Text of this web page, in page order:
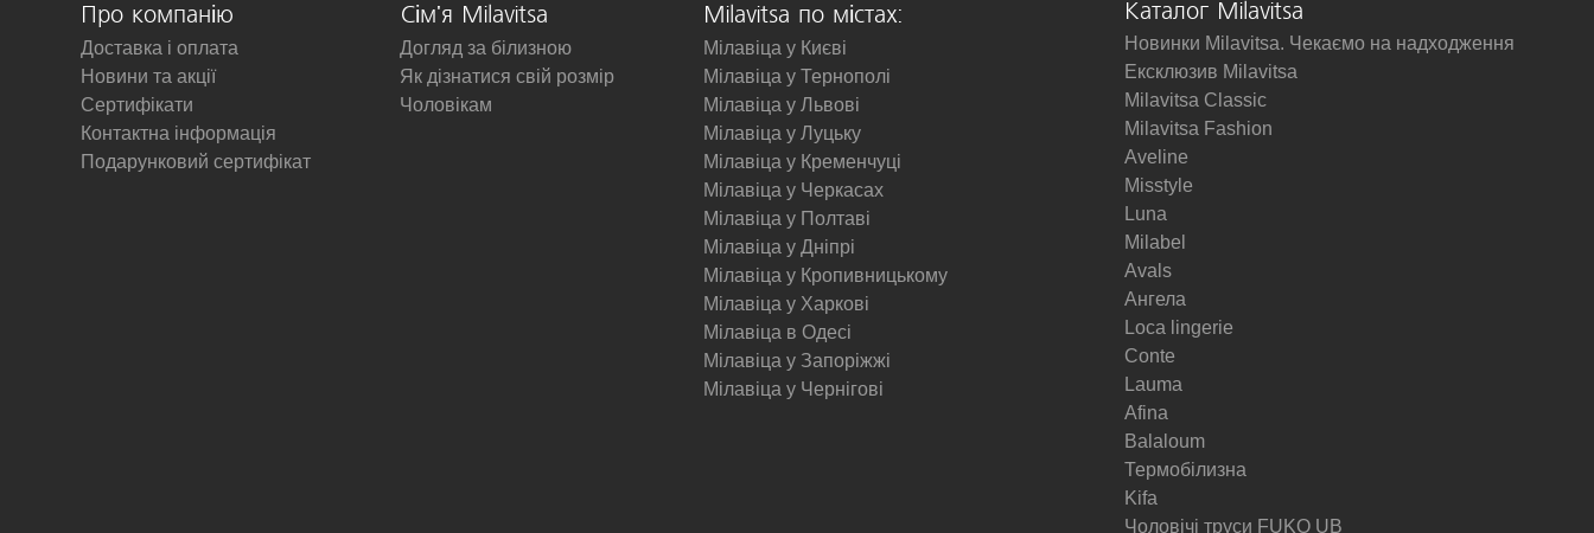
Про компанію
Доставка і оплата
Новини та акції
Сертифікати
Контактна інформація
Подарунковий сертифікат
Сім'я Milavitsa
Догляд за білизною
Як дізнатися свій розмір
Чоловікам
Milavitsa по містах:
Мілавіца у Києві
Мілавіца у Тернополі
Мілавіца у Львові
Мілавіца у Луцьку
Мілавіца у Кременчуці
Мілавіца у Черкасах
Мілавіца у Полтаві
Мілавіца у Дніпрі
Мілавіца у Кропивницькому
Мілавіца у Харкові
Мілавіца в Одесі
Мілавіца у Запоріжжі
Мілавіца у Чернігові
Каталог Milavitsa
Новинки Milavitsa. Чекаємо на надходження
Ексклюзив Milavitsa
Milavitsa Classic
Milavitsa Fashion
Aveline
Misstyle
Luna
Milabel
Avals
Ангела
Loca lingerie
Conte
Lauma
Afina
Balaloum
Термобілизна
Kifa
Чоловічі труси FUKO UB